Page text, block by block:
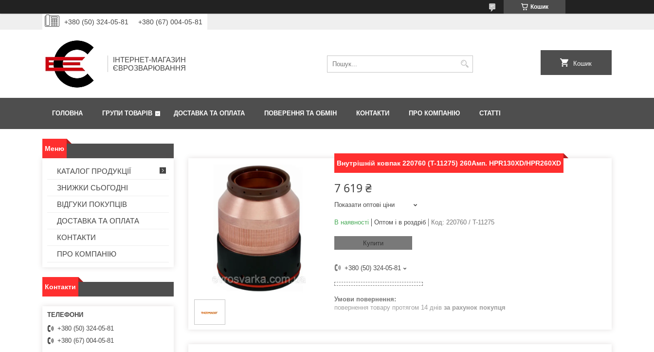
Кошик
+380 (50) 324-05-81 +380 (67) 004-05-81
ІНТЕРНЕТ-МАГАЗИН
ЄВРОЗВАРЮВАННЯ
Кошик
ГОЛОВНА ГРУПИ ТОВАРІВ ДОСТАВКА ТА ОПЛАТА ПОВЕРЕННЯ ТА ОБМІН КОНТАКТИ ПРО КОМПАНІЮ СТАТТІ
Внутрішній ковпак 220760 (T-11275) 260Амп. HPR130XD/HPR260XD
7 619 ₴
Показати оптові ціни
В наявності Оптом і в роздріб Код: 220760 / T-11275
Купити
+380 (50) 324-05-81
повернення товару протягом 14 днів за рахунок покупця
КАТАЛОГ ПРОДУКЦІЇ
ЗНИЖКИ СЬОГОДНІ
ВІДГУКИ ПОКУПЦІВ
ДОСТАВКА ТА ОПЛАТА
КОНТАКТИ
ПРО КОМПАНІЮ
Контакти
+380 (50) 324-05-81
+380 (67) 004-05-81